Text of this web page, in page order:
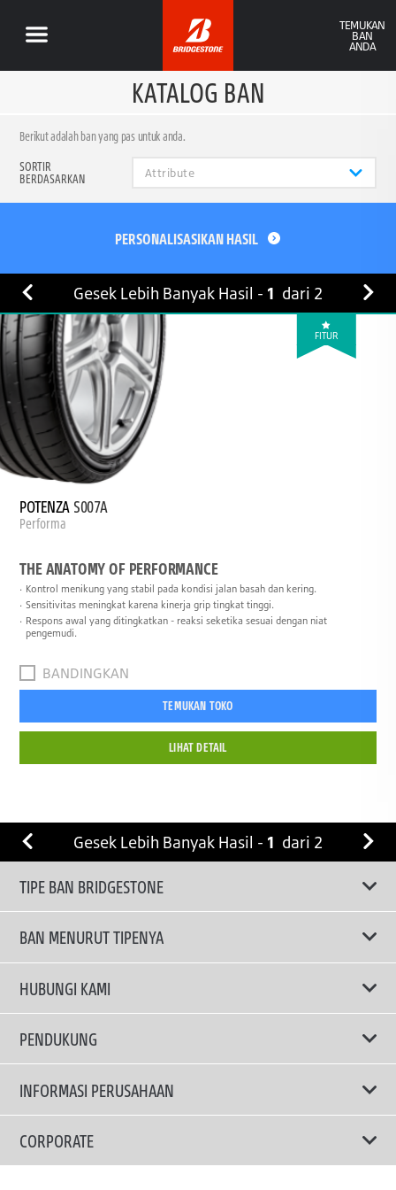
TEMUKAN
BAN
ANDA
KATALOG BAN
Berikut adalah ban yang pas untuk anda.
SORTIR
BERDASARKAN
PERSONALISASIKAN HASIL
Gesek Lebih Banyak Hasil - 1 dari 2
FITUR
POTENZA S007A
Performa
THE ANATOMY OF PERFORMANCE
Kontrol menikung yang stabil pada kondisi jalan basah dan kering.
Sensitivitas meningkat karena kinerja grip tingkat tinggi.
Respons awal yang ditingkatkan - reaksi seketika sesuai dengan niat
pengemudi.
BANDINGKAN
TEMUKAN TOKO
LIHAT DETAIL
Gesek Lebih Banyak Hasil - 1 dari 2
TIPE BAN BRIDGESTONE
TRUCKS & BUSES TYRES
BAN MENURUT TIPENYA
Ban ENLITEN
Ban Performa
Ban Touring
Ban Hemat Bahan Bakar
Ban SUV
HUBUNGI KAMI
Email Kami
PENDUKUNG
Privacy Policy
Terms Of Use
INFORMASI PERUSAHAAN
Mengapa Bridgestone?
Berita dan Media Center
CORPORATE